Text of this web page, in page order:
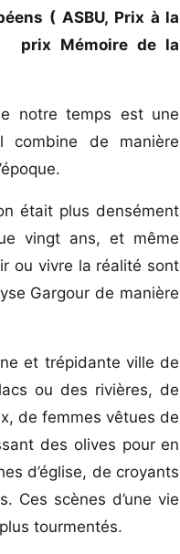
( ASBU, Prix à la
prix Mémoire de la
notre temps est une
combine de manière
était plus densément
vingt ans, et même
ou vivre la réalité sont
Gargour de manière
et trépidante ville de
ou des rivières, de
de femmes vêtues de
des olives pour en
d’église, de croyants
Ces scènes d’une vie
tourmentés.